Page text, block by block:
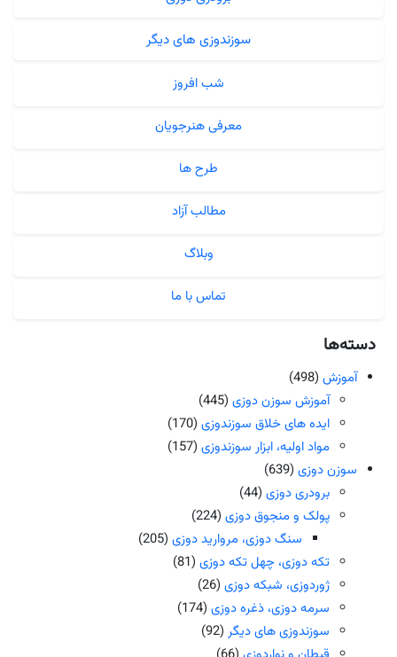
سوزندوزی های دیگر
شب افروز
معرفی هنرجویان
طرح ها
مطالب آزاد
وبلاگ
تماس با ما
دسته‌ها
آموزش (498)
آموزش سوزن دوزی (445)
ایده های خلاق سوزندوزی (170)
مواد اولیه، ابزار سوزندوزی (157)
سوزن دوزی (639)
برودری دوزی (44)
پولک و منجوق دوزی (224)
سنگ دوزی، مروارید دوزی(205)
تکه دوزی، چهل تکه دوزی (81)
ژوردوزی، شبکه دوزی (26)
سرمه دوزی، ذغره دوزی (174)
سوزندوزی های دیگر (92)